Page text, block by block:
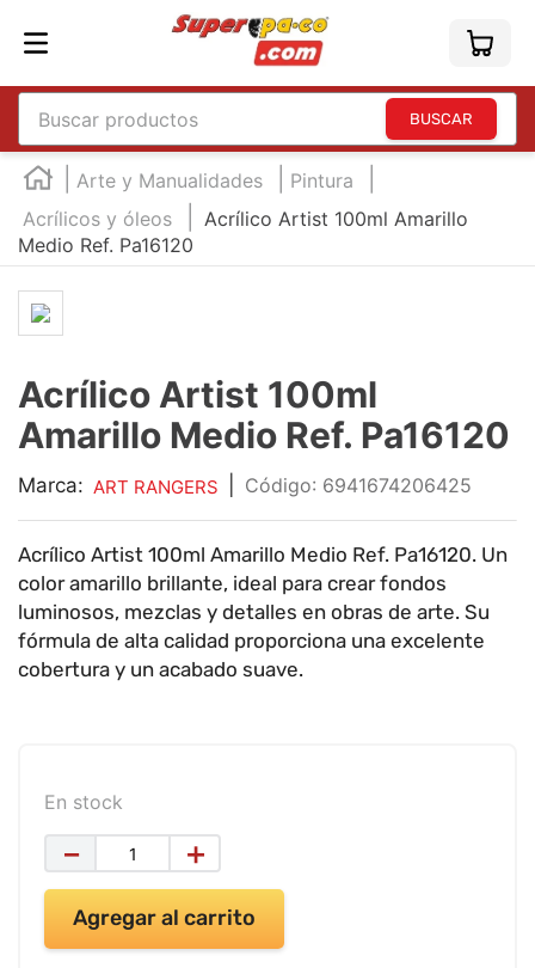
Buscar productos
Arte y Manualidades
Pintura
Acrílicos y óleos
Acrílico Artist 100ml Amarillo
Medio Ref. Pa16120
Acrílico Artist 100ml
Amarillo Medio Ref. Pa16120
Marca: ART RANGERS : 6941674206425
Acrílico Artist 100ml Amarillo Medio Ref. Pa16120. Un
color amarillo brillante, ideal para crear fondos
luminosos, mezclas y detalles en obras de arte. Su
fórmula de alta calidad proporciona una excelente
cobertura y un acabado suave.
En stock
＋
－
Agregar al carrito
TÉRMINOS MÁS BUSCADOS
england
2.
marcador e300
3.
4.
mouse
.
audifonos
8.
teclado
.
impresora
10. calculadora